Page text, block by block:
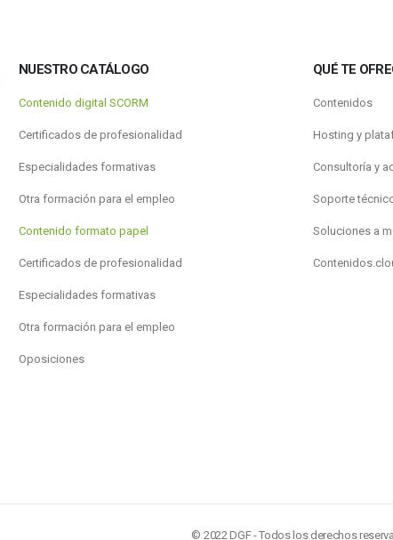
NUESTRO CATÁLOGO
Contenido digital SCORM
Certificados de profesionalidad
Especialidades formativas
Otra formación para el empleo
Contenido formato papel
Certificados de profesionalidad
Especialidades formativas
Otra formación para el empleo
Oposiciones
QUÉ TE
Contenidos
Hosting y
Consultoría y
Soporte
Soluciones a
© 2022 DGF - Todos los derechos